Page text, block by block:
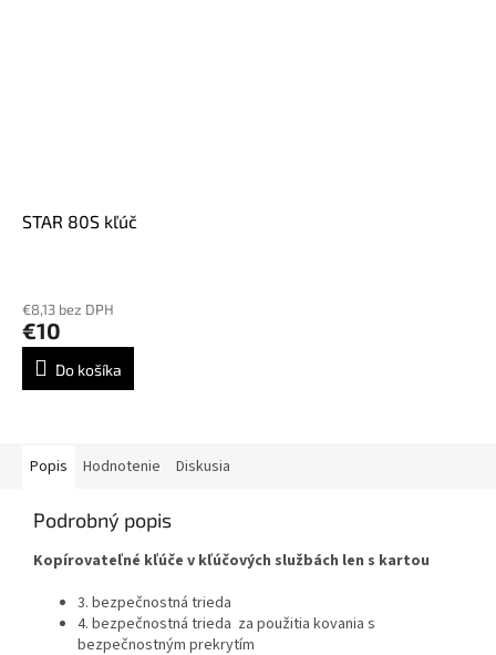
STAR 80S kľúč
€8,13 bez DPH
€10
Do košíka
Popis Hodnotenie Diskusia
Podrobný popis
Kopírovateľné kľúče v kľúčových službách len s kartou
3. bezpečnostná trieda
4. bezpečnostná trieda za použitia kovania s
bezpečnostným prekrytím